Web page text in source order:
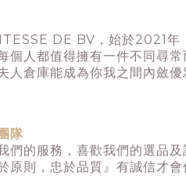
DE BV，始於2021年
個人都值得擁有一件不同尋
人倉庫能成為你我之間內斂優
隊
們的服務，喜歡我們的選品
原則，忠於品質』有誠信才會